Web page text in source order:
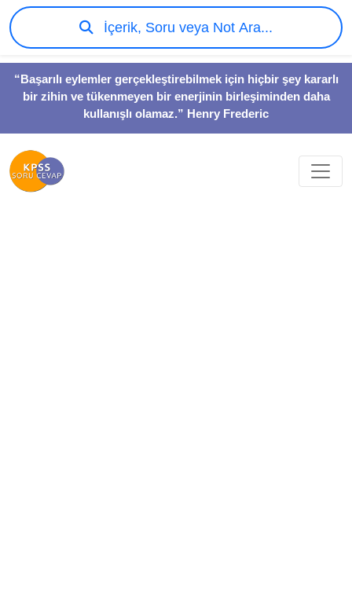
“Başarılı eylemler gerçekleştirebilmek için hiçbir şey kararlı
bir zihin ve tükenmeyen bir enerjinin birleşiminden daha
kullanışlı olamaz.” Henry Frederic
İçerik, Soru veya Not Ara...